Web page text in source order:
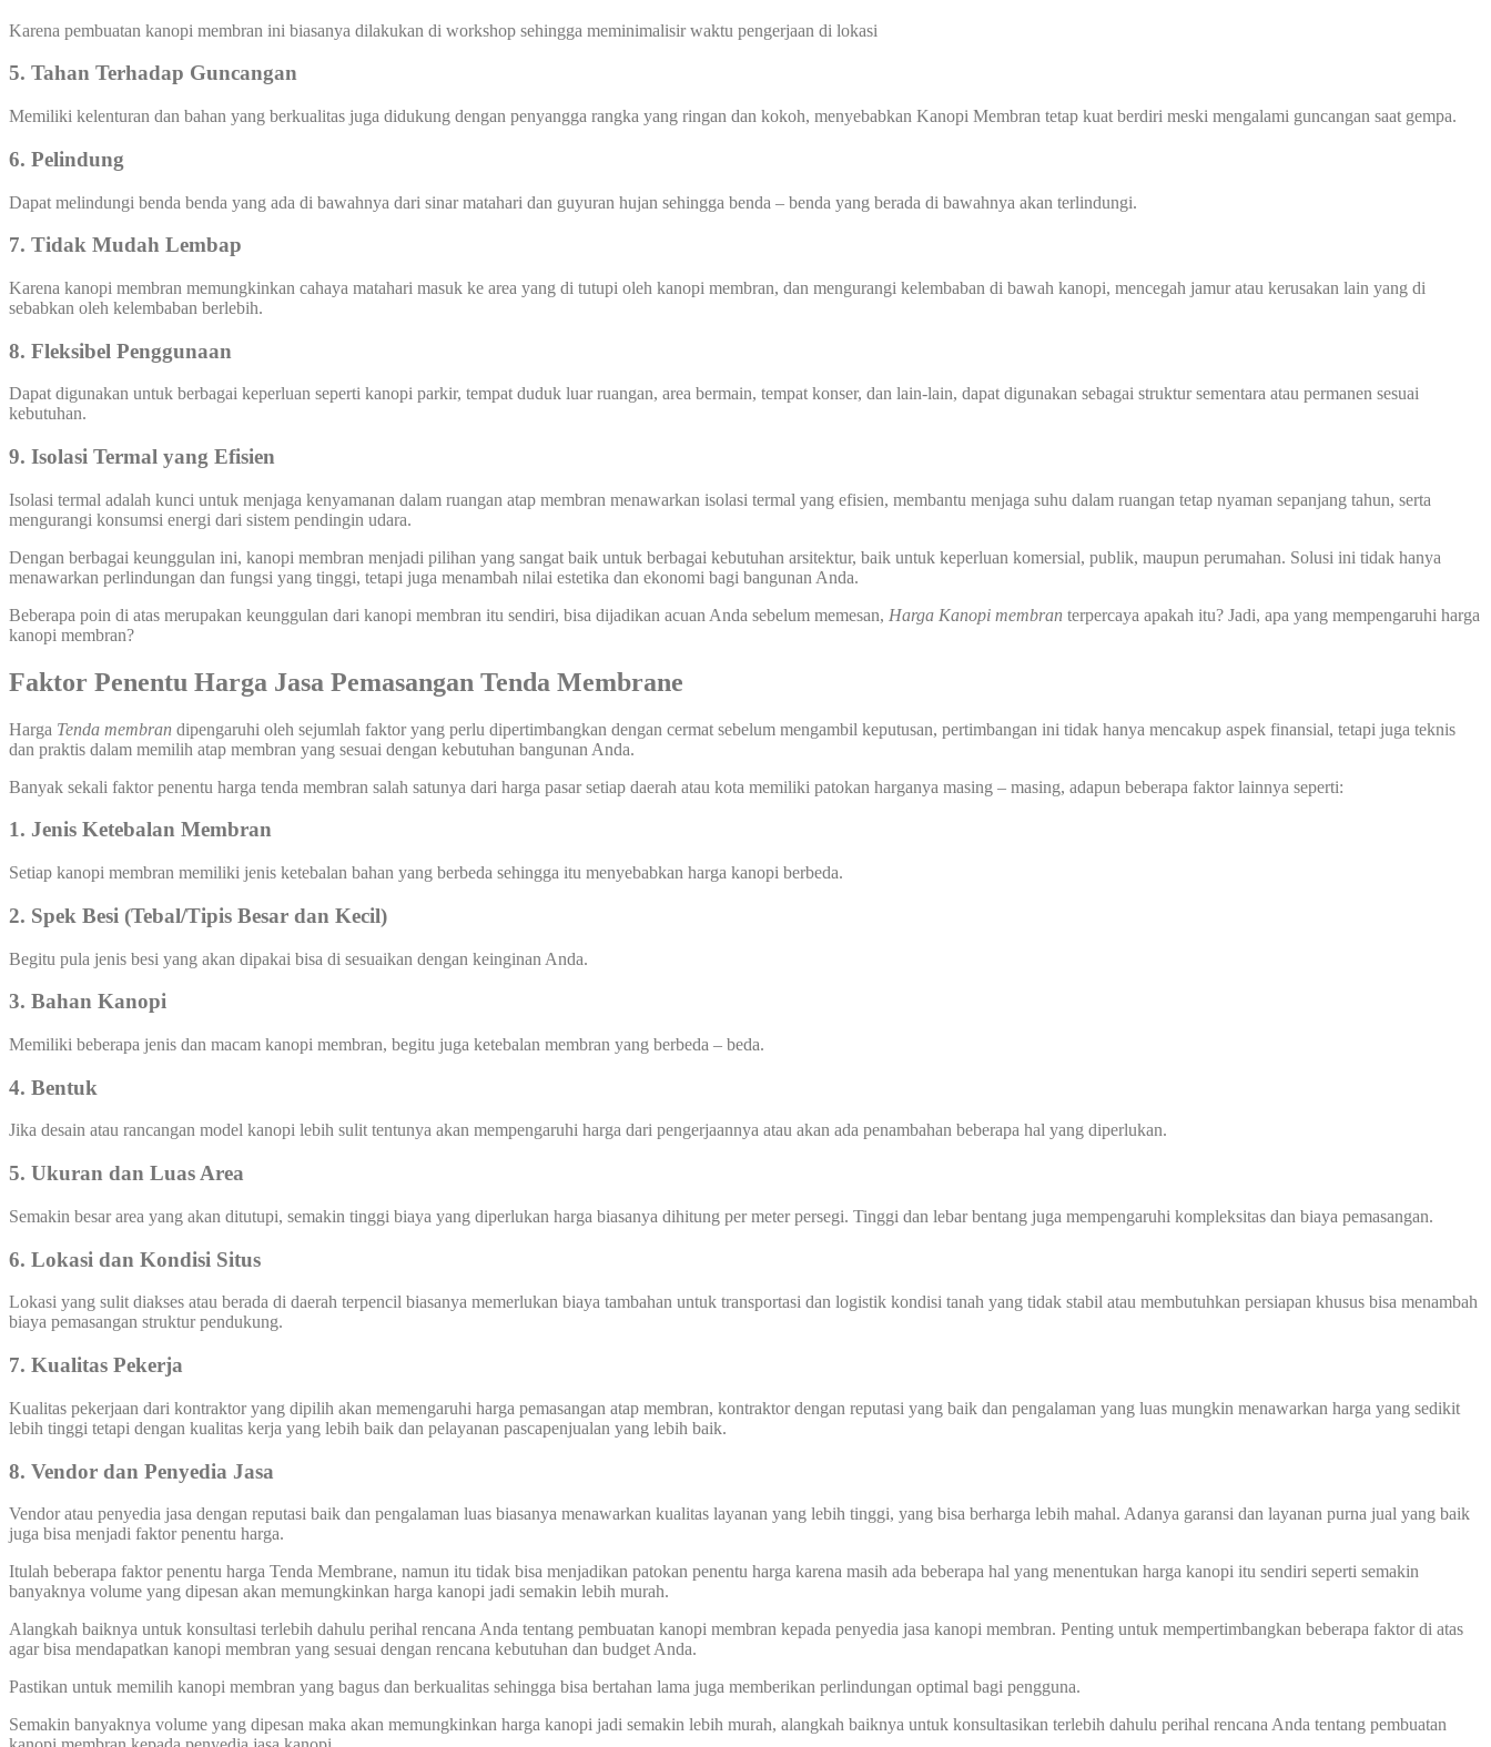
Karena pembuatan kanopi membran ini biasanya dilakukan di workshop sehingga meminimalisir waktu pengerjaan di lokasi
5. Tahan Terhadap Guncangan
Memiliki kelenturan dan bahan yang berkualitas juga didukung dengan penyangga rangka yang ringan dan kokoh, menyebabkan Kanopi Membran tetap kuat berdiri meski mengalami guncangan saat gempa.
6. Pelindung
Dapat melindungi benda benda yang ada di bawahnya dari sinar matahari dan guyuran hujan sehingga benda – benda yang berada di bawahnya akan terlindungi.
7. Tidak Mudah Lembap
Karena kanopi membran memungkinkan cahaya matahari masuk ke area yang di tutupi oleh kanopi membran, dan mengurangi kelembaban di bawah kanopi, mencegah jamur atau kerusakan lain yang di
sebabkan oleh kelembaban berlebih.
8. Fleksibel Penggunaan
Dapat digunakan untuk berbagai keperluan seperti kanopi parkir, tempat duduk luar ruangan, area bermain, tempat konser, dan lain-lain, dapat digunakan sebagai struktur sementara atau permanen sesuai
kebutuhan.
9. Isolasi Termal yang Efisien
Isolasi termal adalah kunci untuk menjaga kenyamanan dalam ruangan atap membran menawarkan isolasi termal yang efisien, membantu menjaga suhu dalam ruangan tetap nyaman sepanjang tahun, serta
mengurangi konsumsi energi dari sistem pendingin udara.
Dengan berbagai keunggulan ini, kanopi membran menjadi pilihan yang sangat baik untuk berbagai kebutuhan arsitektur, baik untuk keperluan komersial, publik, maupun perumahan. Solusi ini tidak hanya
menawarkan perlindungan dan fungsi yang tinggi, tetapi juga menambah nilai estetika dan ekonomi bagi bangunan Anda.
Beberapa poin di atas merupakan keunggulan dari kanopi membran itu sendiri, bisa dijadikan acuan Anda sebelum memesan, Harga Kanopi membran terpercaya apakah itu? Jadi, apa yang mempengaruhi harga
kanopi membran?
Faktor Penentu Harga Jasa Pemasangan Tenda Membrane
Harga Tenda membran dipengaruhi oleh sejumlah faktor yang perlu dipertimbangkan dengan cermat sebelum mengambil keputusan, pertimbangan ini tidak hanya mencakup aspek finansial, tetapi juga teknis
dan praktis dalam memilih atap membran yang sesuai dengan kebutuhan bangunan Anda.
Banyak sekali faktor penentu harga tenda membran salah satunya dari harga pasar setiap daerah atau kota memiliki patokan harganya masing – masing, adapun beberapa faktor lainnya seperti:
1. Jenis Ketebalan Membran
Setiap kanopi membran memiliki jenis ketebalan bahan yang berbeda sehingga itu menyebabkan harga kanopi berbeda.
2. Spek Besi (Tebal/Tipis Besar dan Kecil)
Begitu pula jenis besi yang akan dipakai bisa di sesuaikan dengan keinginan Anda.
3. Bahan Kanopi
Memiliki beberapa jenis dan macam kanopi membran, begitu juga ketebalan membran yang berbeda – beda.
4. Bentuk
Jika desain atau rancangan model kanopi lebih sulit tentunya akan mempengaruhi harga dari pengerjaannya atau akan ada penambahan beberapa hal yang diperlukan.
5. Ukuran dan Luas Area
Semakin besar area yang akan ditutupi, semakin tinggi biaya yang diperlukan harga biasanya dihitung per meter persegi. Tinggi dan lebar bentang juga mempengaruhi kompleksitas dan biaya pemasangan.
6. Lokasi dan Kondisi Situs
Lokasi yang sulit diakses atau berada di daerah terpencil biasanya memerlukan biaya tambahan untuk transportasi dan logistik kondisi tanah yang tidak stabil atau membutuhkan persiapan khusus bisa menambah
biaya pemasangan struktur pendukung.
7. Kualitas Pekerja
Kualitas pekerjaan dari kontraktor yang dipilih akan memengaruhi harga pemasangan atap membran, kontraktor dengan reputasi yang baik dan pengalaman yang luas mungkin menawarkan harga yang sedikit
lebih tinggi tetapi dengan kualitas kerja yang lebih baik dan pelayanan pascapenjualan yang lebih baik.
8. Vendor dan Penyedia Jasa
Vendor atau penyedia jasa dengan reputasi baik dan pengalaman luas biasanya menawarkan kualitas layanan yang lebih tinggi, yang bisa berharga lebih mahal. Adanya garansi dan layanan purna jual yang baik
juga bisa menjadi faktor penentu harga.
Itulah beberapa faktor penentu harga Tenda Membrane, namun itu tidak bisa menjadikan patokan penentu harga karena masih ada beberapa hal yang menentukan harga kanopi itu sendiri seperti semakin
banyaknya volume yang dipesan akan memungkinkan harga kanopi jadi semakin lebih murah.
Alangkah baiknya untuk konsultasi terlebih dahulu perihal rencana Anda tentang pembuatan kanopi membran kepada penyedia jasa kanopi membran. Penting untuk mempertimbangkan beberapa faktor di atas
agar bisa mendapatkan kanopi membran yang sesuai dengan rencana kebutuhan dan budget Anda.
Pastikan untuk memilih kanopi membran yang bagus dan berkualitas sehingga bisa bertahan lama juga memberikan perlindungan optimal bagi pengguna.
Semakin banyaknya volume yang dipesan maka akan memungkinkan harga kanopi jadi semakin lebih murah, alangkah baiknya untuk konsultasikan terlebih dahulu perihal rencana Anda tentang pembuatan